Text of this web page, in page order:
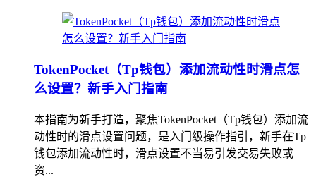
TokenPocket（Tp钱包）添加流动性时滑点怎
么设置？新手入门指南
本指南为新手打造，聚焦TokenPocket（Tp钱包）添加流
动性时的滑点设置问题，是入门级操作指引，新手在Tp
钱包添加流动性时，滑点设置不当易引发交易失败或
资...